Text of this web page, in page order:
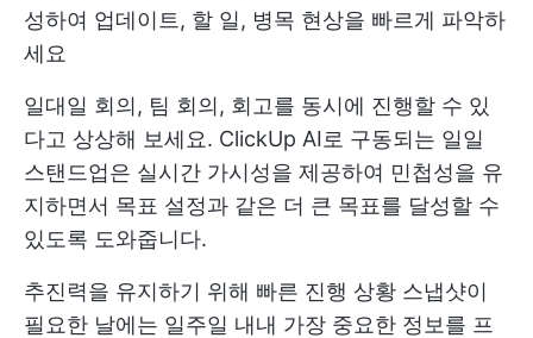
성하여 업데이트, 할 일, 병목 현상을 빠르게 파악하
세요
일대일 회의, 팀 회의, 회고를 동시에 진행할 수 있
다고 상상해 보세요. ClickUp AI로 구동되는 일일
스탠드업은 실시간 가시성을 제공하여 민첩성을 유
지하면서 목표 설정과 같은 더 큰 목표를 달성할 수
있도록 도와줍니다.
추진력을 유지하기 위해 빠른 진행 상황 스냅샷이
필요한 날에는 일주일 내내 가장 중요한 정보를 프